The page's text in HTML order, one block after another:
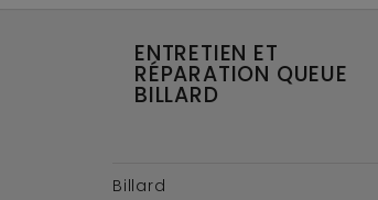
ENTRETIEN ET
RÉPARATION QUEUE
BILLARD
Billard